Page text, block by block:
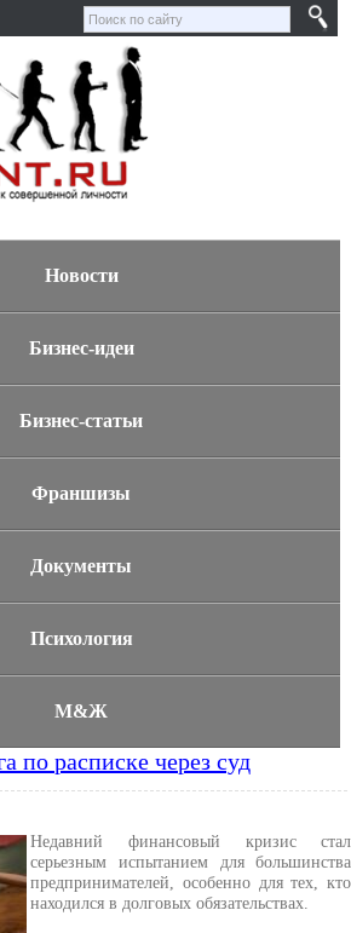
Новости
Бизнес-идеи
Бизнес-статьи
Франшизы
Документы
Психология
М&Ж
по расписке через суд
Недавний финансовый кризис стал
серьезным испытанием для большинства
предпринимателей, особенно для тех, кто
находился в долговых обязательствах.